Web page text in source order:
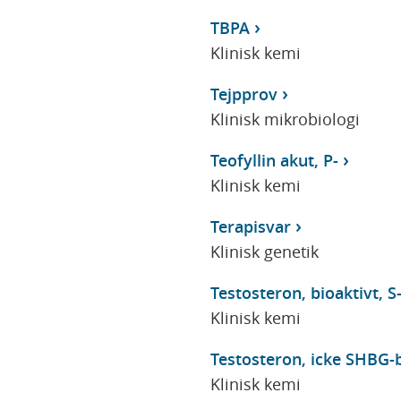
TBPA
Klinisk kemi
Tejpprov
Klinisk mikrobiologi
Teofyllin akut, P-
Klinisk kemi
Terapisvar
Klinisk genetik
Testosteron, bioaktivt, S-
Klinisk kemi
Testosteron, icke
Klinisk kemi